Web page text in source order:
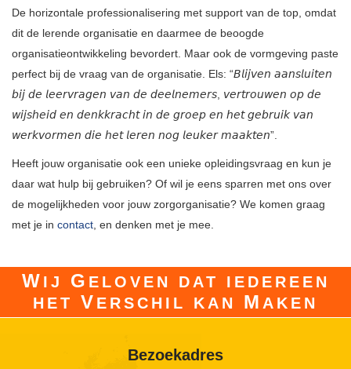
De horizontale professionalisering met support van de top, omdat
dit de lerende organisatie en daarmee de beoogde
organisatieontwikkeling bevordert. Maar ook de vormgeving paste
perfect bij de vraag van de organisatie. Els: “𝘉𝘭𝘪𝘫𝘷𝘦𝘯 𝘢𝘢𝘯𝘴𝘭𝘶𝘪𝘵𝘦𝘯
𝘣𝘪𝘫 𝘥𝘦 𝘭𝘦𝘦𝘳𝘷𝘳𝘢𝘨𝘦𝘯 𝘷𝘢𝘯 𝘥𝘦 𝘥𝘦𝘦𝘭𝘯𝘦𝘮𝘦𝘳𝘴, 𝘷𝘦𝘳𝘵𝘳𝘰𝘶𝘸𝘦𝘯 𝘰𝘱 𝘥𝘦
𝘸𝘪𝘫𝘴𝘩𝘦𝘪𝘥 𝘦𝘯 𝘥𝘦𝘯𝘬𝘬𝘳𝘢𝘤𝘩𝘵 𝘪𝘯 𝘥𝘦 𝘨𝘳𝘰𝘦𝘱 𝘦𝘯 𝘩𝘦𝘵 𝘨𝘦𝘣𝘳𝘶𝘪𝘬 𝘷𝘢𝘯
𝘸𝘦𝘳𝘬𝘷𝘰𝘳𝘮𝘦𝘯 𝘥𝘪𝘦 𝘩𝘦𝘵 𝘭𝘦𝘳𝘦𝘯 𝘯𝘰𝘨 𝘭𝘦𝘶𝘬𝘦𝘳 𝘮𝘢𝘢𝘬𝘵𝘦𝘯”.
Heeft jouw organisatie ook een unieke opleidingsvraag en kun je
daar wat hulp bij gebruiken? Of wil je eens sparren met ons over
de mogelijkheden voor jouw zorgorganisatie? We komen graag
met je in contact, en denken met je mee.
W IJ G ELOVEN DAT IEDEREEN
HET V ERSCHIL KAN M AKEN
Bezoekadres